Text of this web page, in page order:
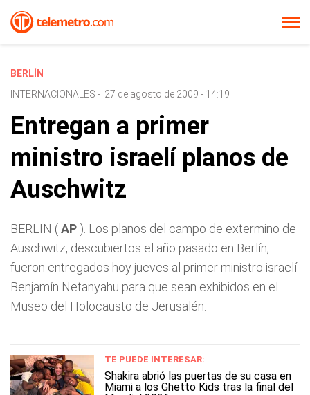
BERLÍN
INTERNACIONALES - 27 de agosto de 2009 - 14:19
Entregan a primer
ministro israelí planos de
Auschwitz
BERLIN (AP ). Los planos del campo de extermino de
Auschwitz, descubiertos el año pasado en Berlín,
fueron entregados hoy jueves al primer ministro israelí
Benjamín Netanyahu para que sean exhibidos en el
Museo del Holocausto de Jerusalén.
TE PUEDE INTERESAR:
Shakira abrió las puertas de su casa en
Miami a los Ghetto Kids tras la final del